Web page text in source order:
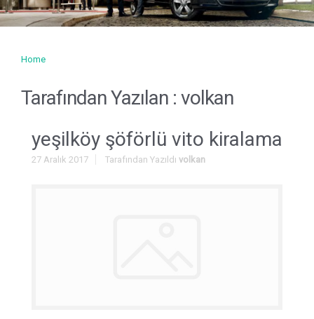
Home
Tarafından Yazılan : volkan
yeşilköy şöförlü vito kiralama
27 Aralık 2017 Tarafından Yazıldı volkan